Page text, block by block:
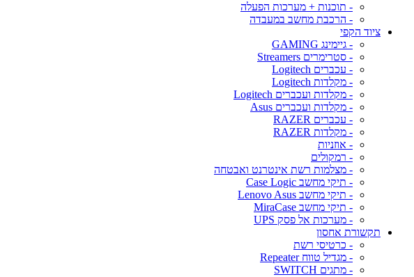
- תוכנות + מערכות הפעלה
- הרכבת מחשב במעבדה
ציוד הקפי
- גיימינג GAMING
- סטרימרים Streamers
- עכברים Logitech
- מקלדות Logitech
- מקלדות ועכברים Logitech
- מקלדות ועכברים Asus
- עכברים RAZER
- מקלדות RAZER
- אוזניות
- רמקולים
- מצלמות רשת אינטרנט ואבטחה
- תיקי מחשב Case Logic
- תיקי מחשב Lenovo Asus
- תיקי מחשב MiraCase
- מערכות אל פסק UPS
תקשורת אחסון
- כרטיסי רשת
- מגדיל טווח Repeater
- מתגים SWITCH